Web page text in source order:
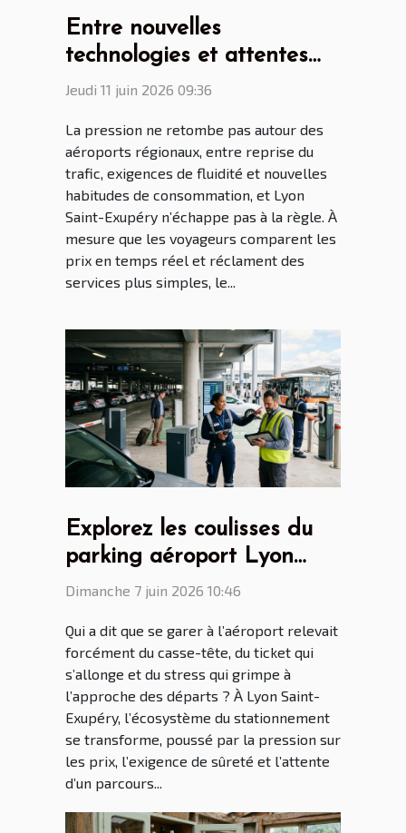
Entre nouvelles
technologies et attentes
voyageur, le parking
l’heure des mutations
Jeudi 11 juin 2026 09:36
La pression ne retombe pas autour des
aéroports régionaux, entre reprise du
trafic, exigences de fluidité et nouvelles
habitudes de consommation, et Lyon
Saint-Exupéry n’échappe pas à la règle. À
mesure que les voyageurs comparent les
prix en temps réel et réclament des
services plus simples, le...
Explorez les coulisses du
parking aéroport Lyon
Saint Ex entre innovations
Dimanche 7 juin 2026 10:46
Qui a dit que se garer à l’aéroport relevait
forcément du casse-tête, du ticket qui
s’allonge et du stress qui grimpe à
l’approche des départs ? À Lyon Saint-
Exupéry, l’écosystème du stationnement
se transforme, poussé par la pression sur
les prix, l’exigence de sûreté et l’attente
d’un parcours...